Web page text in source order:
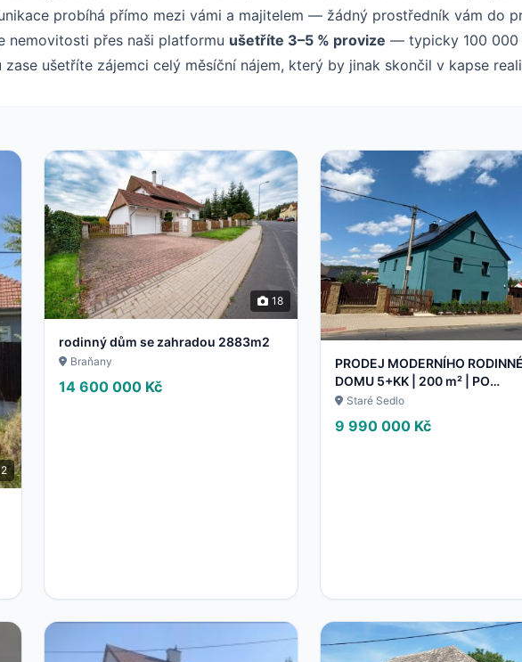
probíhá přímo mezi vámi a majitelem — žádný prostředník vám do
nemovitosti přes naši platformu ušetříte 3–5 % provize — typicky 100 000
zase ušetříte zájemci celý měsíční nájem, který by jinak skončil v kapse
18
rodinný dům se zahradou 2883m2
Braňany
14 600 000 Kč
PRODEJ MODERNÍHO
DOMU 5+KK | 200 m² | PO
KOMPLETNÍ REKONSTRUKCI |
POZEMEK 700 m² | STARÉ S
Staré Sedlo
9 990 000 Kč